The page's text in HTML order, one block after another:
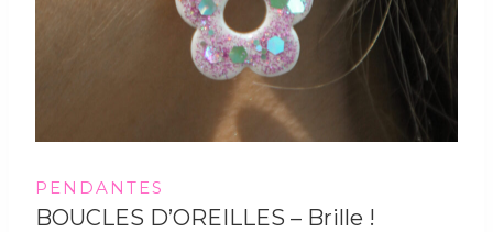
PENDANTES
BOUCLES D’OREILLES – Brille !